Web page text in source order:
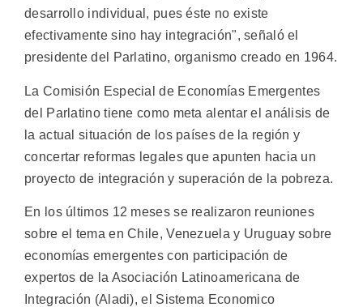
desarrollo individual, pues éste no existe
efectivamente sino hay integración", señaló el
presidente del Parlatino, organismo creado en 1964.
La Comisión Especial de Economías Emergentes
del Parlatino tiene como meta alentar el análisis de
la actual situación de los países de la región y
concertar reformas legales que apunten hacia un
proyecto de integración y superación de la pobreza.
En los últimos 12 meses se realizaron reuniones
sobre el tema en Chile, Venezuela y Uruguay sobre
economías emergentes con participación de
expertos de la Asociación Latinoamericana de
Integración (Aladi), el Sistema Economico